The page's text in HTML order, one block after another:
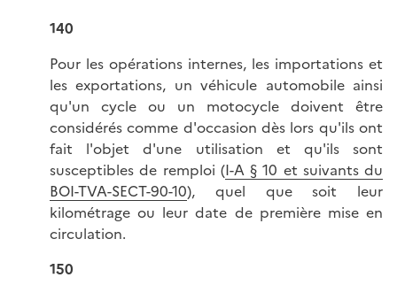
140
Pour les opérations internes, les importations et
les exportations, un véhicule automobile ainsi
qu'un cycle ou un motocycle doivent être
considérés comme d'occasion dès lors qu'ils ont
fait l'objet d'une utilisation et qu'ils sont
susceptibles de remploi (I-A § 10 et suivants du
BOI-TVA-SECT-90-10), quel que soit leur
kilométrage ou leur date de première mise en
circulation.
150